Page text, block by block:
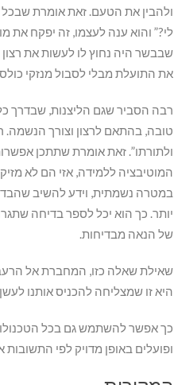
ולהבין את הטעם. זאת אומרת
לי?” והוא ענה לעצמו, זה יפקח את
שבבשר היה נחוץ לו לעשות את
את התועלת מבלי לסבול מנזקי
רבה הסביר שגם הליצנות, שבדרך
טובה, בהתאם לרצון וצורך
ולתורתו”. זאת אומרת שתתכן
המוטיבציה ללמידה, אזי הם לא
במטרה נשמתית, וידע להשיב
יותר. כך הוא יכל לספר בדיחה
של הנאה מבדיחות.
שאילת שאלה כזו, המחברת אל
היא זו שמצליחה להכניס אותנו
כך אפשר להשתמש גם בכל
ופועלים באופן מדויק לפי